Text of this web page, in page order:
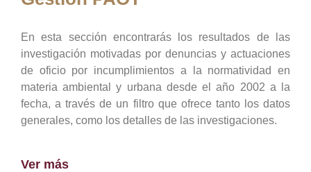
En esta sección encontrarás los resultados de las
investigación motivadas por denuncias y actuaciones
de oficio por incumplimientos a la normatividad en
materia ambiental y urbana desde el año 2002 a la
fecha, a través de un filtro que ofrece tanto los datos
generales, como los detalles de las investigaciones.
Ver más